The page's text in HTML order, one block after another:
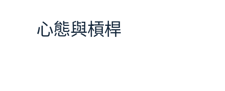
心態與槓桿